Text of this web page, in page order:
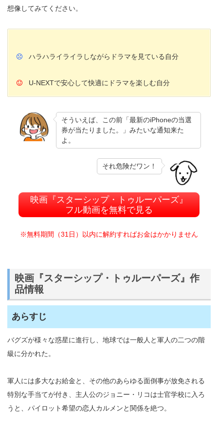
想像してみてください。
ハラハライライラしながらドラマを見ている自分
U-NEXTで安心して快適にドラマを楽しむ自分
そういえば、この前「最新のiPhoneの当選
券が当たりました。」みたいな通知来た
よ。
それ危険だワン！
映画『スターシップ・トゥルーパーズ』
フル動画を無料で見る
※無料期間（31日）以内に解約すればお金はかかりません
映画『スターシップ・トゥルーパーズ』作
品情報
あらすじ
バグズが様々な惑星に進行し、地球では一般人と軍人の二つの階
級に分かれた。
軍人には多大なお給金と、その他のあらゆる面倒事が放免される
特別な手当てが付き、主人公のジョニー・リコは士官学校に入ろ
うと、パイロット希望の恋人カルメンと関係を絶つ。